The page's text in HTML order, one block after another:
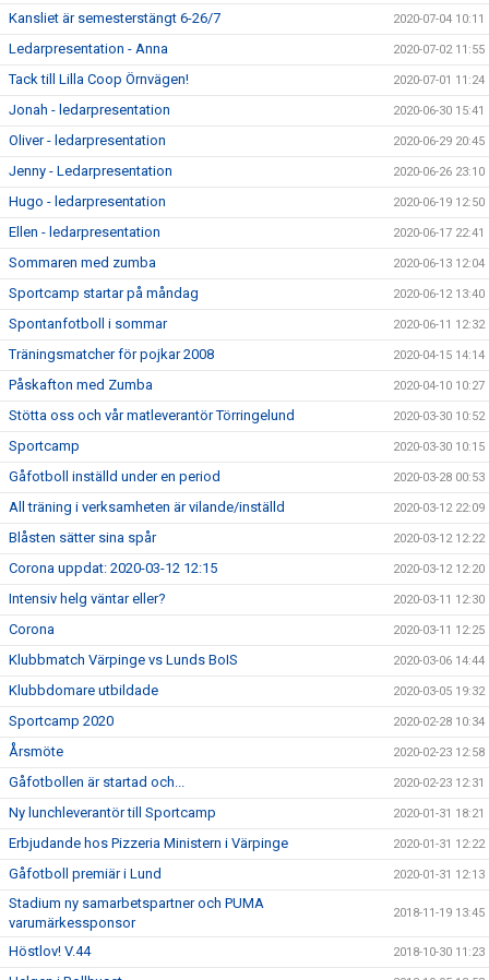
Kansliet är semesterstängt 6-26/7 2020-07-04 10:11
Ledarpresentation - Anna 2020-07-02 11:55
Tack till Lilla Coop Örnvägen! 2020-07-01 11:24
Jonah - ledarpresentation 2020-06-30 15:41
Oliver - ledarpresentation 2020-06-29 20:45
Jenny - Ledarpresentation 2020-06-26 23:10
Hugo - ledarpresentation 2020-06-19 12:50
Ellen - ledarpresentation 2020-06-17 22:41
Sommaren med zumba 2020-06-13 12:04
Sportcamp startar på måndag 2020-06-12 13:40
Spontanfotboll i sommar 2020-06-11 12:32
Träningsmatcher för pojkar 2008 2020-04-15 14:14
Påskafton med Zumba 2020-04-10 10:27
Stötta oss och vår matleverantör Törringelund 2020-03-30 10:52
Sportcamp 2020-03-30 10:15
Gåfotboll inställd under en period 2020-03-28 00:53
All träning i verksamheten är vilande/inställd 2020-03-12 22:09
Blåsten sätter sina spår 2020-03-12 12:22
Corona uppdat: 2020-03-12 12:15 2020-03-12 12:20
Intensiv helg väntar eller? 2020-03-11 12:30
Corona 2020-03-11 12:25
Klubbmatch Värpinge vs Lunds BoIS 2020-03-06 14:44
Klubbdomare utbildade 2020-03-05 19:32
Sportcamp 2020 2020-02-28 10:34
Årsmöte 2020-02-23 12:58
Gåfotbollen är startad och... 2020-02-23 12:31
Ny lunchleverantör till Sportcamp 2020-01-31 18:21
Erbjudande hos Pizzeria Ministern i Värpinge 2020-01-31 12:22
Gåfotboll premiär i Lund 2020-01-31 12:13
Stadium ny samarbetspartner och PUMA
varumärkessponsor
2018-11-19 13:45
Höstlov! V.44 2018-10-30 11:23